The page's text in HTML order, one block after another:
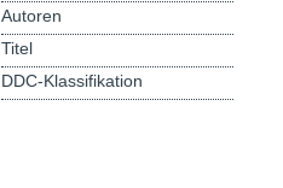
Autoren
Titel
DDC-Klassifikation